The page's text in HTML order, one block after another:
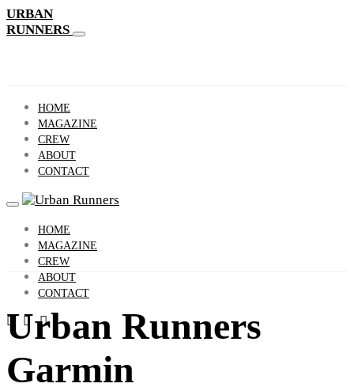
URBAN
RUNNERS
HOME
MAGAZINE
CREW
ABOUT
CONTACT
HOME
MAGAZINE
CREW
ABOUT
CONTACT
Urban Runners
Garmin